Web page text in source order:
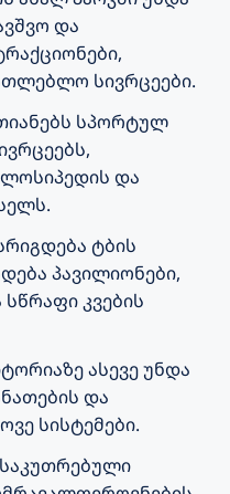
და
სივრცეები.
სპორტულ
და
ტბის
პავილიონები,
კვების
ასევე უნდა
და
სისტემები.